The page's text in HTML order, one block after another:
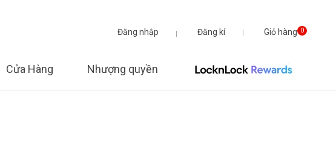
Đăng nhập Đăng kí Giỏ hàng 0
Cửa Hàng Nhượng quyền